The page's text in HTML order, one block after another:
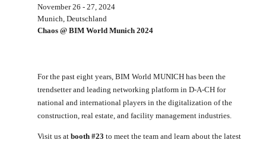
November 26 - 27, 2024
Munich, Deutschland
Chaos @ BIM World Munich 2024
For the past eight years, BIM World MUNICH has been the
trendsetter and leading networking platform in D-A-CH for
national and international players in the digitalization of the
construction, real estate, and facility management industries.
Visit us at booth #23 to meet the team and learn about the latest